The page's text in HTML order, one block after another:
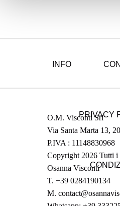
INFO
PRIVACY
O.M. Visconti Srl
Via Santa Marta 13,
P.IVA : 11148830968
Copyright 2026 Tutti i
Osanna Visconti
T. +39 0284190134
M.